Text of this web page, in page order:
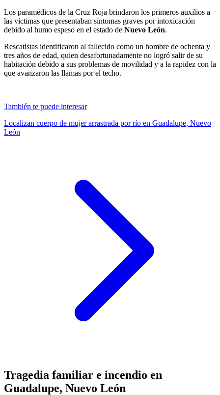
Los paramédicos de la Cruz Roja brindaron los primeros auxilios a
las víctimas que presentaban síntomas graves por intoxicación
debido al humo espeso en el estado de Nuevo León.
Rescatistas identificaron al fallecido como un hombre de ochenta y
tres años de edad, quien desafortunadamente no logró salir de su
habitación debido a sus problemas de movilidad y a la rapidez con la
que avanzaron las llamas por el techo.
También te puede interesar
Localizan cuerpo de mujer arrastrada por río en Guadalupe, Nuevo
León
Tragedia familiar e incendio en
Guadalupe, Nuevo León